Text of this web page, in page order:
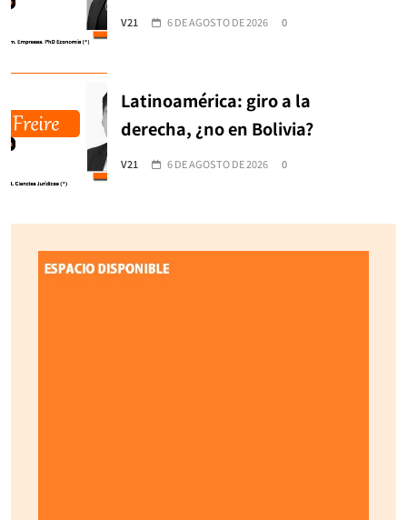
V21 6 DE AGOSTO DE 2026 0
Latinoamérica: giro a la
derecha, ¿no en Bolivia?
V21 6 DE AGOSTO DE 2026 0